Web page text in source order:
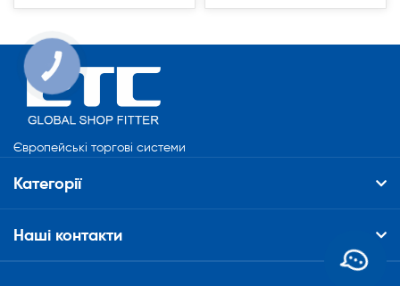
Європейські торгові системи
Категорії
Наші контакти
КНОПКА
СВЯЗИ